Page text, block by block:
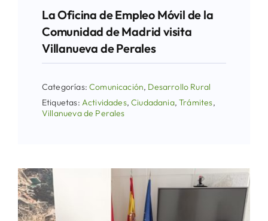
La Oficina de Empleo Móvil de la
Comunidad de Madrid visita
Villanueva de Perales
Categorías:Comunicación, Desarrollo Rural
Etiquetas: Actividades,Ciudadania,Trámites,
Villanueva de Perales